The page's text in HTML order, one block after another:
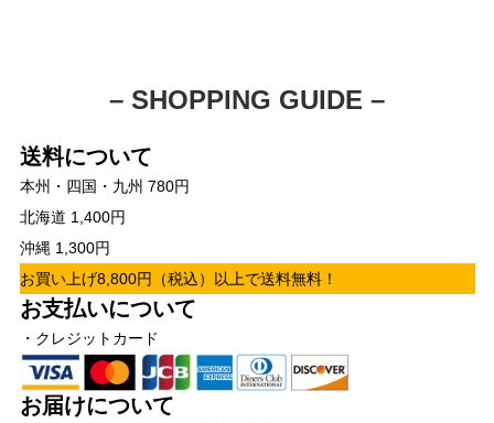
– SHOPPING GUIDE –
送料について
本州・四国・九州 780円
北海道 1,400円
沖縄 1,300円
お買い上げ8,800円（税込）以上で送料無料！
お支払いについて
・クレジットカード
お届けについて